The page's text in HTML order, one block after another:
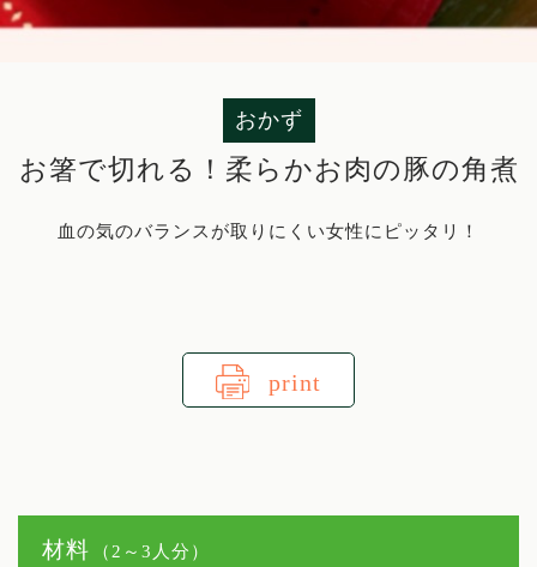
おかず
お箸で切れる！柔らかお肉の豚の角煮
血の気のバランスが取りにくい女性にピッタリ！
print
材料 （2～3人分）